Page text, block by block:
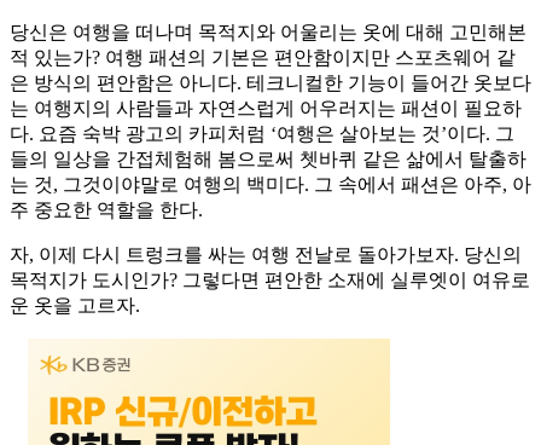
당신은 여행을 떠나며 목적지와 어울리는 옷에 대해 고민해본
적 있는가? 여행 패션의 기본은 편안함이지만 스포츠웨어 같
은 방식의 편안함은 아니다. 테크니컬한 기능이 들어간 옷보다
는 여행지의 사람들과 자연스럽게 어우러지는 패션이 필요하
다. 요즘 숙박 광고의 카피처럼 ‘여행은 살아보는 것’이다. 그
들의 일상을 간접체험해 봄으로써 쳇바퀴 같은 삶에서 탈출하
는 것, 그것이야말로 여행의 백미다. 그 속에서 패션은 아주, 아
주 중요한 역할을 한다.
자, 이제 다시 트렁크를 싸는 여행 전날로 돌아가보자. 당신의
목적지가 도시인가? 그렇다면 편안한 소재에 실루엣이 여유로
운 옷을 고르자.